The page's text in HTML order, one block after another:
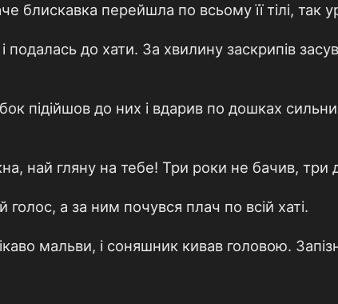
блискавка перейшла по всьому її тілі, так
до хати. За хвилину заскрипів
підійшов до них і вдарив по дошках
най гляну на тебе! Три роки не бачив, три
а за ним почувся плач по всій хаті.
мальви, і соняшник кивав головою.